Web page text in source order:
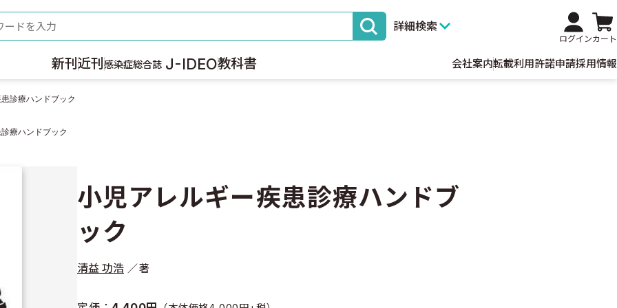
詳細検索
ログインカート
新刊 近刊 感染症総合誌 J-IDEO教科書 会社案内転載利用許諾申請採用情報
診療ハンドブック
療ハンドブック
小児アレルギー疾患診療ハンドブ
ック
清益 功浩 著